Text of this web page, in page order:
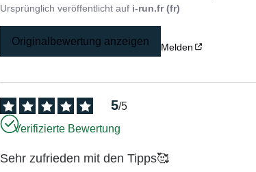
Ursprünglich veröffentlicht auf i-run.fr (fr)
Originalbewertung anzeigen Melden
5/5
Verifizierte Bewertung
Sehr zufrieden mit den Tipps🥰